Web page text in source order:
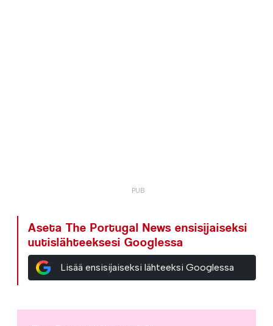
Aseta The Portugal News ensisijaiseksi
uutislähteeksesi Googlessa
Lisää ensisijaiseksi lähteeksi Googlessa